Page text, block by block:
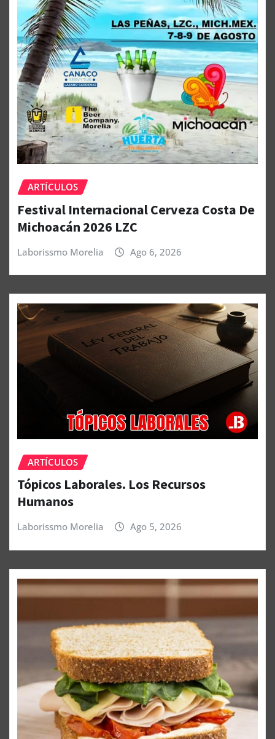
ARTÍCULOS
Festival Internacional Cerveza Costa De
Michoacán 2026 LZC
Laborissmo Morelia Ago 6, 2026
ARTÍCULOS
Tópicos Laborales. Los Recursos
Humanos
Laborissmo Morelia Ago 5, 2026